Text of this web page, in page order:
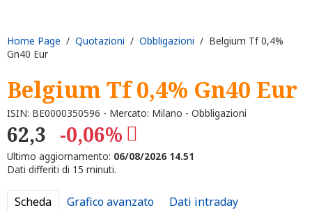
Home Page / Quotazioni / Obbligazioni / Belgium Tf 0,4%
Gn40 Eur
Belgium Tf 0,4% Gn40 Eur
ISIN: BE0000350596 - Mercato: Milano - Obbligazioni
62,3 -0,06%
Ultimo aggiornamento: 06/08/2026 14.51
Dati differiti di 15 minuti.
Scheda Grafico avanzato Dati intraday